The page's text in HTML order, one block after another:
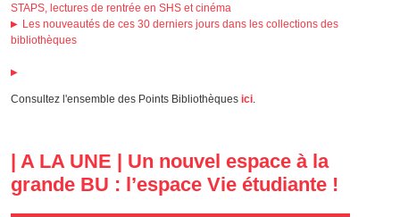
STAPS, lectures de rentrée en SHS et cinéma
Les nouveautés de ces 30 derniers jours dans les collections des
bibliothèques
Consultez l'ensemble des Points Bibliothèques ici.
| A LA UNE | Un nouvel espace à la
grande BU : l’espace Vie étudiante !